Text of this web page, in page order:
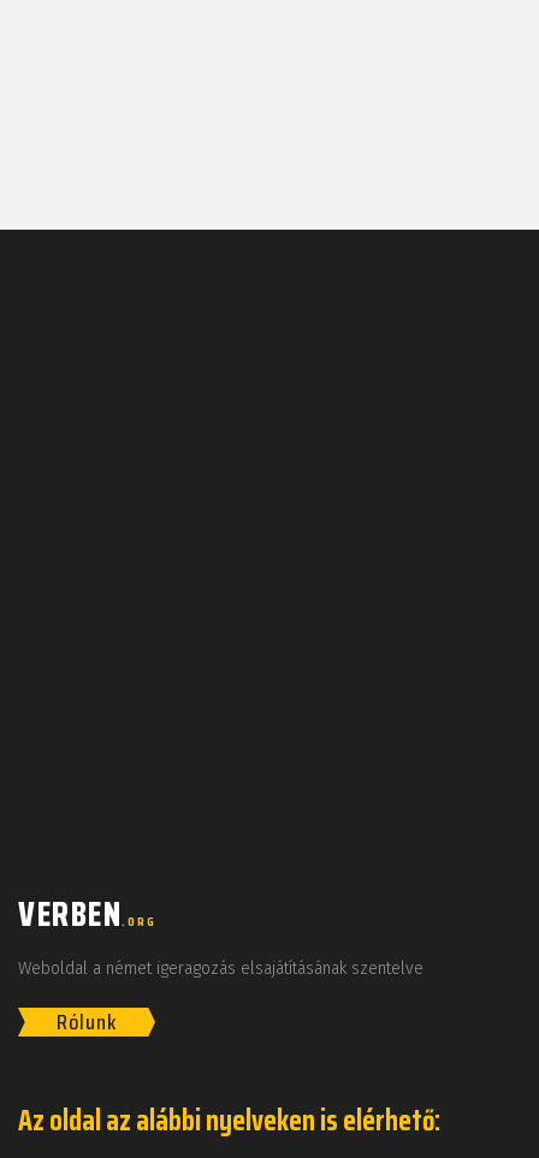
VERBEN.ORG
Weboldal a német igeragozás elsajátításának szentelve
Rólunk
Az oldal az alábbi nyelveken is elérhető: